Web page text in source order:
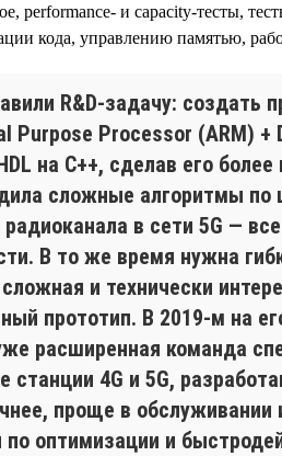
performance- и capacity-тесты,
кода, управлению памятью,
R&D-задачу: создать
Purpose Processor (ARM)
на C++, сделав его
сложные алгоритмы по
в сети 5G —
В то же время нужна
и технически
прототип. В 2019-м на
расширенная команда
станции 4G и 5G,
проще в
оптимизации и